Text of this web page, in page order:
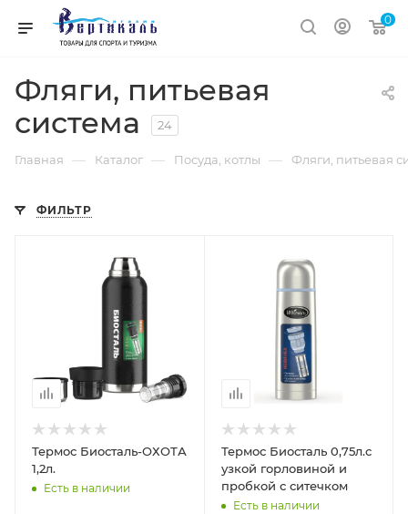
0
Фляги, питьевая
система
24
Главная — Каталог — Посуда, котлы — Фляги, питьевая
ФИЛЬТР
Термос Биосталь-ОХОТА
1,2л.
Есть в наличии
Термос Биосталь 0,75л.с
узкой горловиной и
пробкой с ситечком
Есть в наличии